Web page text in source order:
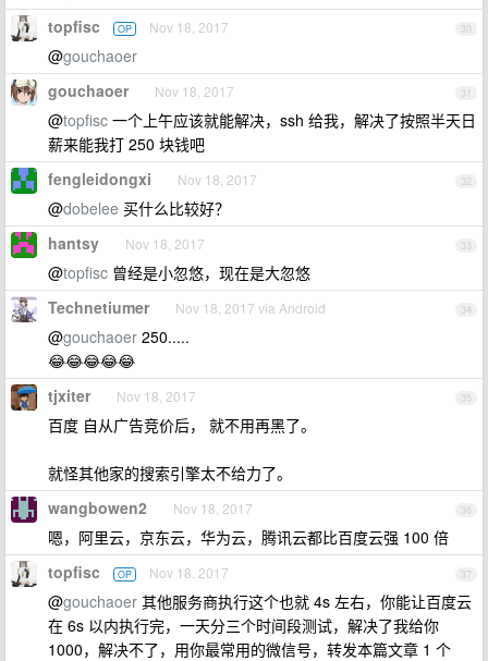
30
topfisc OP Nov 18, 2017
@gouchaoer
31
gouchaoer Nov 18, 2017
@topfisc 一个上午应该就能解决，ssh 给我，解决了按照半天日
薪来能我打 250 块钱吧
32
fengleidongxi Nov 18, 2017
@dobelee 买什么比较好？
33
hantsy Nov 18, 2017
@topfisc 曾经是小忽悠，现在是大忽悠
34
Technetiumer Nov 18, 2017 via Android
@gouchaoer 250.....
😂😂😂😂😂
35
tjxiter Nov 18, 2017
百度 自从广告竞价后， 就不用再黑了。
就怪其他家的搜索引擎太不给力了。
36
wangbowen2 Nov 18, 2017
嗯，阿里云，京东云，华为云，腾讯云都比百度云强 100 倍
37
topfisc OP Nov 18, 2017
@gouchaoer 其他服务商执行这个也就 4s 左右，你能让百度云
在 6s 以内执行完，一天分三个时间段测试，解决了我给你
1000，解决不了，用你最常用的微信号，转发本篇文章 1 个